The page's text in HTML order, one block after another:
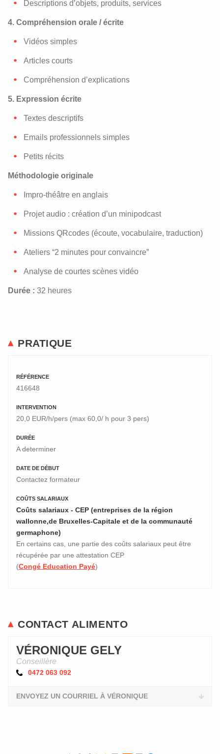
Descriptions d’objets, produits, services
4. Compréhension orale / écrite
Vidéos simples
Articles courts
Compréhension d’explications
5. Expression écrite
Textes descriptifs
Emails professionnels simples
Petits récits
Méthodologie originale
Impro-théâtre en anglais
Projet audio : création d’un minipodcast
Missions QRcodes (écoute, vocabulaire, traduction)
Ateliers “2 minutes pour convaincre”
Analyse de courtes scènes vidéo
Durée : 32 heures
PRATIQUE
RÉFÉRENCE
416648
INTERVENTION
20,0 EUR/h/pers (max 60,0/ h pour 3 pers)
DURÉE
A determiner
DATE DE DÉBUT
Contactez formateur
COÛTS SALARIAUX
Coûts salariaux - CEP (entreprises de la région
wallonne,de Bruxelles-Capitale et de la communauté
germaphone)
En certains cas, une partie des coûts salariaux peut être
récupérée par une attestation CEP
(Congé Education Payé)
CONTACT ALIMENTO
VÉRONIQUE GELY
Conseillère
0472 063 092
ENVOYEZ UN COURRIEL À VÉRONIQUE